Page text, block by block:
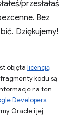
przesłałaś
Bez
Dziękujemy!
objęta licencją
fragmenty kodu są
na ten
Developers.
Oracle i jej